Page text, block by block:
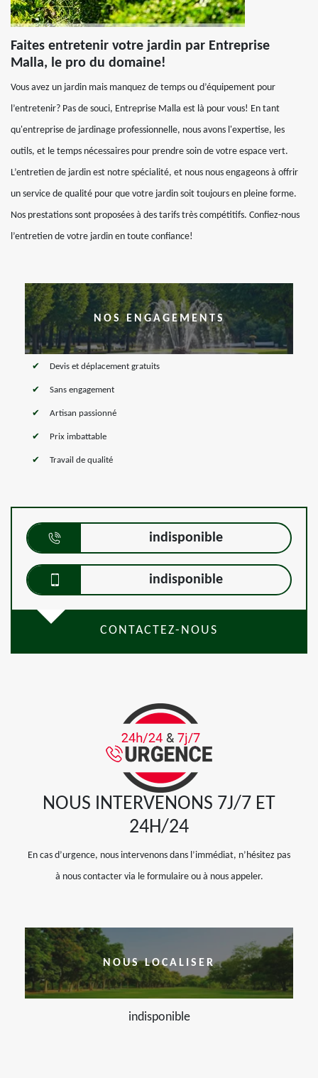
Faites entretenir votre jardin par Entreprise
Malla, le pro du domaine!
Vous avez un jardin mais manquez de temps ou d’équipement pour
l’entretenir? Pas de souci, Entreprise Malla est là pour vous! En tant
qu'entreprise de jardinage professionnelle, nous avons l'expertise, les
outils, et le temps nécessaires pour prendre soin de votre espace vert.
L’entretien de jardin est notre spécialité, et nous nous engageons à offrir
un service de qualité pour que votre jardin soit toujours en pleine forme.
Nos prestations sont proposées à des tarifs très compétitifs. Confiez-nous
l’entretien de votre jardin en toute confiance!
NOS ENGAGEMENTS
Devis et déplacement gratuits
Sans engagement
Artisan passionné
Prix imbattable
Travail de qualité
indisponible
indisponible
CONTACTEZ-NOUS
NOUS INTERVENONS 7J/7 ET
24H/24
En cas d’urgence, nous intervenons dans l’immédiat, n’hésitez pas
à nous contacter via le formulaire ou à nous appeler.
NOUS LOCALISER
indisponible